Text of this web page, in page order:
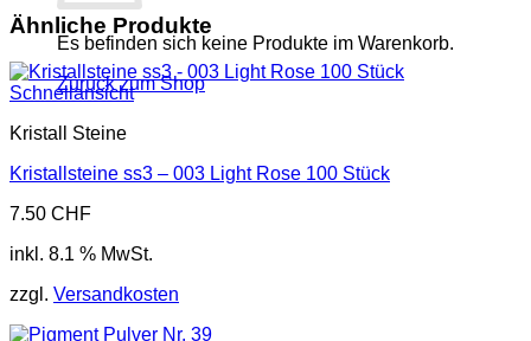
Es befinden sich keine Produkte im Warenkorb.
Zurück zum Shop
Ähnliche Produkte
Schnellansicht
Kristall Steine
Kristallsteine ss3 – 003 Light Rose 100 Stück
7.50 CHF
inkl. 8.1 % MwSt.
zzgl. Versandkosten